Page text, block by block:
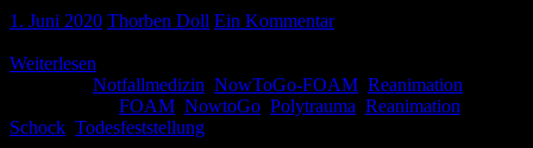
1. Juni 2020 Thorben Doll Ein Kommentar
Weiterlesen
Notfallmedizin NowToGo-FOAM Reanimation
FOAM NowtoGo Polytrauma Reanimation
Schock Todesfeststellung